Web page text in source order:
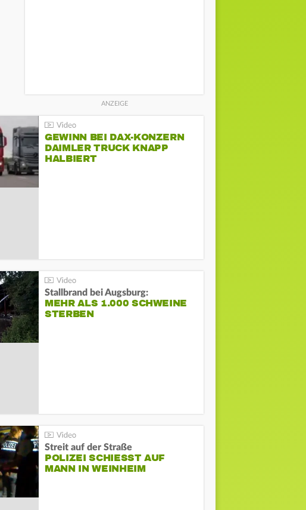
GEWINN BEI DAX-KONZERN
DAIMLER TRUCK KNAPP
HALBIERT
Stallbrand bei Augsburg:
MEHR ALS 1.000 SCHWEINE
STERBEN
Streit auf der Straße
POLIZEI SCHIESST AUF M
ANN IN WEINHEIM